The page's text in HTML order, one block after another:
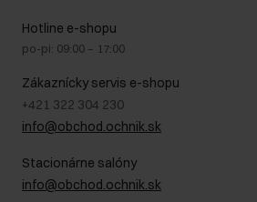
Bezpečné nakupovanie
Blog
Najčastejšie kladené otázky (FAQ)
GDPR - Zásady ochrany osobných údajov
Právne informácie
Hotline e-shopu
po-pi: 09:00 – 17:00
Zákaznícky servis e-shopu
+421 322 304 230
info@obchod.ochnik.sk
Stacionárne salóny
info@obchod.ochnik.sk